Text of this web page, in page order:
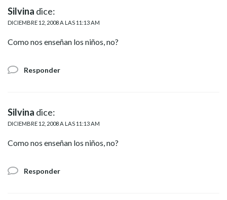
Silvina dice:
DICIEMBRE 12, 2008 A LAS 11:13 AM
Como nos enseñan los niños, no?
Responder
Silvina dice:
DICIEMBRE 12, 2008 A LAS 11:13 AM
Como nos enseñan los niños, no?
Responder